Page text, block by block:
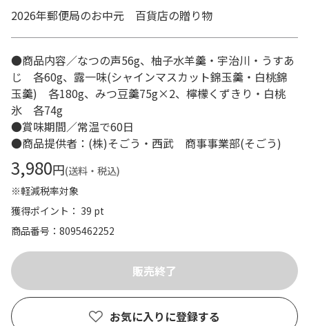
2026年郵便局のお中元 百貨店の贈り物
●商品内容／なつの声56g、柚子水羊羹・宇治川・うすあ
じ 各60g、露一味(シャインマスカット錦玉羹・白桃錦
玉羹) 各180g、みつ豆羹75g×2、檸檬くずきり・白桃
氷 各74g
●賞味期間／常温で60日
●商品提供者：(株)そごう・西武 商事事業部(そごう)
3,980円(送料・税込)
※軽減税率対象
獲得ポイント： 39 pt
商品番号
8095462252
お気に入りに登録する